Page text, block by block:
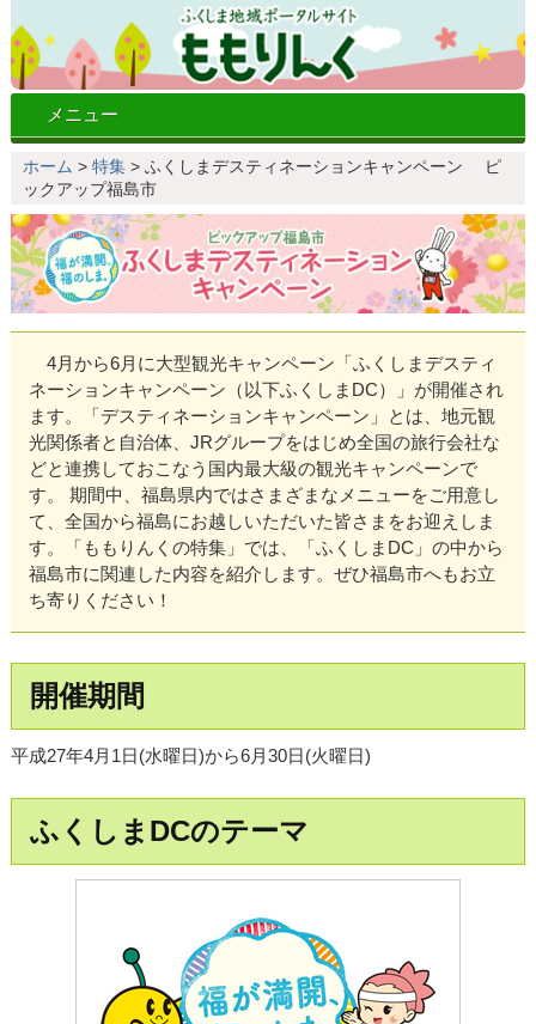
メニュー
ホーム >特集 >ふくしまデスティネーションキャンペーン ピ
ックアップ福島市
4月から6月に大型観光キャンペーン「ふくしまデスティ
ネーションキャンペーン（以下ふくしまDC）」が開催され
ます。「デスティネーションキャンペーン」とは、地元観
光関係者と自治体、JRグループをはじめ全国の旅行会社な
どと連携しておこなう国内最大級の観光キャンペーンで
す。 期間中、福島県内ではさまざまなメニューをご用意し
て、全国から福島にお越しいただいた皆さまをお迎えしま
す。「ももりんくの特集」では、「ふくしまDC」の中から
福島市に関連した内容を紹介します。ぜひ福島市へもお立
ち寄りください！
開催期間
平成27年4月1日(水曜日)から6月30日(火曜日)
ふくしまDCのテーマ